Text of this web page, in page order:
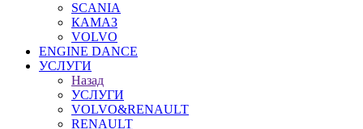
SCANIA
КАМАЗ
VOLVO
ENGINE DANCE
УСЛУГИ
Назад
УСЛУГИ
VOLVO&RENAULT
RENAULT